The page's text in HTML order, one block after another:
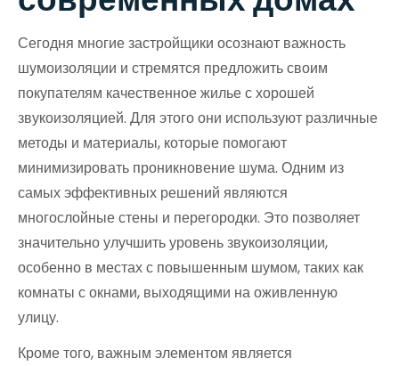
Сегодня многие застройщики осознают важность
шумоизоляции и стремятся предложить своим
покупателям качественное жилье с хорошей
звукоизоляцией. Для этого они используют различные
методы и материалы, которые помогают
минимизировать проникновение шума. Одним из
самых эффективных решений являются
многослойные стены и перегородки. Это позволяет
значительно улучшить уровень звукоизоляции,
особенно в местах с повышенным шумом, таких как
комнаты с окнами, выходящими на оживленную
улицу.
Кроме того, важным элементом является